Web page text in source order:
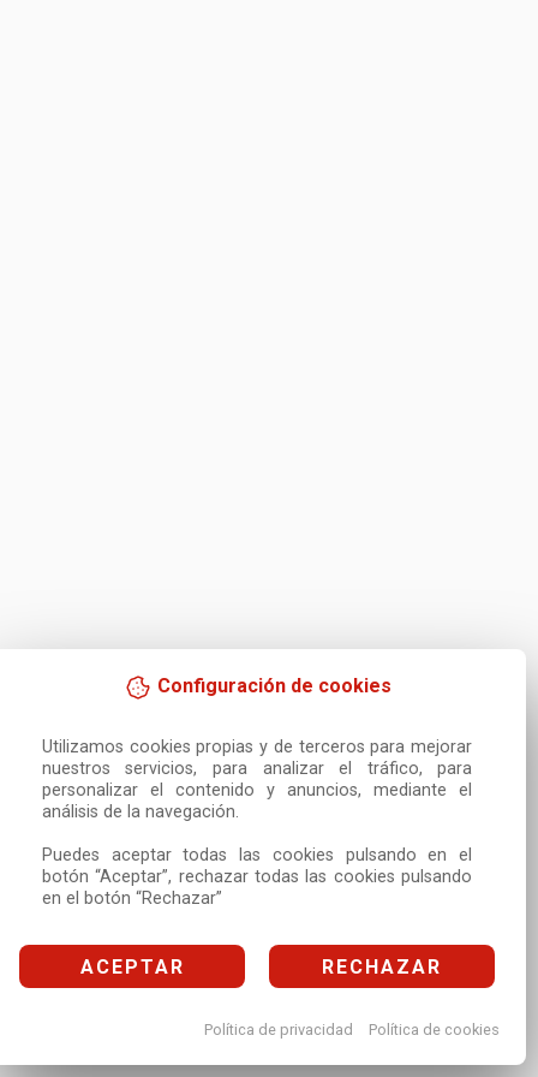
Configuración de cookies
Utilizamos cookies propias y de terceros para mejorar
nuestros servicios, para analizar el tráfico, para
personalizar el contenido y anuncios, mediante el
análisis de la navegación.
Puedes aceptar todas las cookies pulsando en el
botón “Aceptar”, rechazar todas las cookies pulsando
en el botón “Rechazar”
ACEPTAR RECHAZAR
Política de privacidad Política de cookies